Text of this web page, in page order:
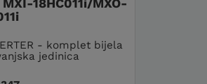
18HC011i/MXO-
- komplet bijela
jedinica